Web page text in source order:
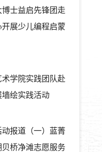
士益启先锋团走
展少儿编程启蒙
术学院实践团队赴
绘实践活动
报道（一）蓝菁
桥净滩志愿服务